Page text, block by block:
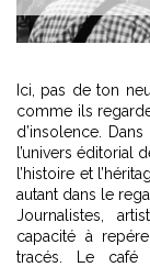
Ici, pas de ton
comme ils
d’insolence.
l’univers éditorial
l’histoire et
autant dans le
Journalistes,
capacité à
tracés. Le café